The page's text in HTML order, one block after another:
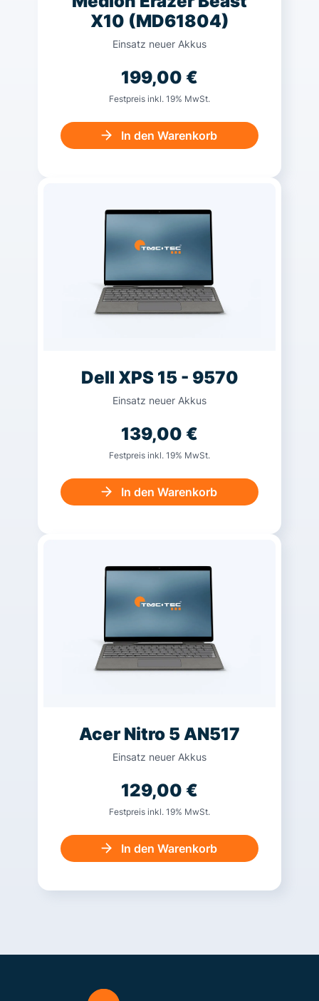
X10 (MD61804)
Einsatz neuer Akkus
199,00 €
Festpreis inkl. 19% MwSt.
In den Warenkorb
Dell XPS 15 - 9570
Einsatz neuer Akkus
139,00 €
Festpreis inkl. 19% MwSt.
In den Warenkorb
Acer Nitro 5 AN517
Einsatz neuer Akkus
129,00 €
Festpreis inkl. 19% MwSt.
In den Warenkorb